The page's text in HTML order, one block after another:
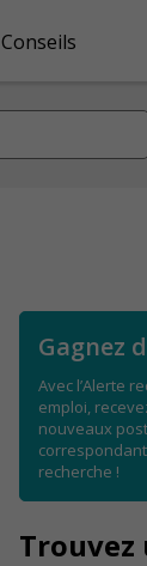
Conseils
Gagnez
Avec l’Alerte
emploi,
nouveaux
recherche !
Trouvez